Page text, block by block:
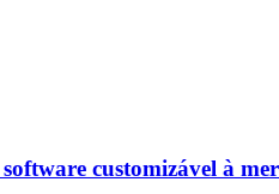
customizável à